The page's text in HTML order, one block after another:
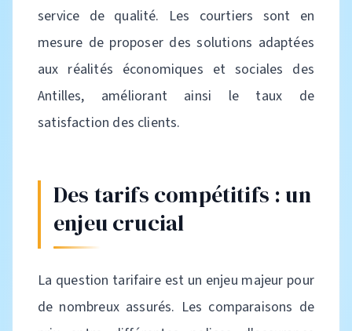
service de qualité. Les courtiers sont en
mesure de proposer des solutions adaptées
aux réalités économiques et sociales des
Antilles, améliorant ainsi le taux de
satisfaction des clients.
Des tarifs compétitifs : un
enjeu crucial
La question tarifaire est un enjeu majeur pour
de nombreux assurés. Les comparaisons de